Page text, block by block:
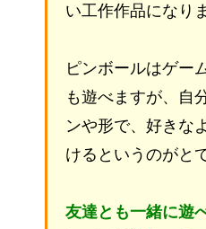
い工作作品になり
ピンボールはゲー
も遊べますが、自
ンや形で、好きな
けるというのがと
友達とも一緒に遊